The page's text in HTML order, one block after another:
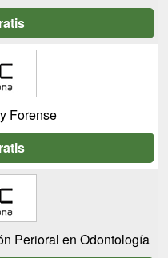
Forense
Perioral en Odontología